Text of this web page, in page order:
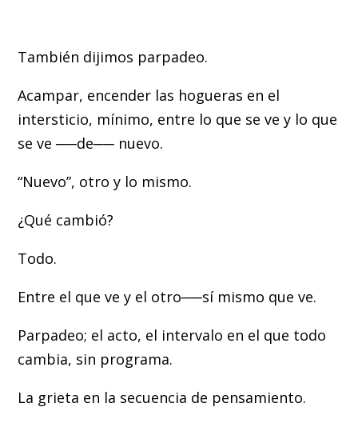
También dijimos parpadeo.
Acampar, encender las hogueras en el
intersticio, mínimo, entre lo que se ve y lo que
se ve ──de── nuevo.
“Nuevo”, otro y lo mismo.
¿Qué cambió?
Todo.
Entre el que ve y el otro──sí mismo que ve.
Parpadeo; el acto, el intervalo en el que todo
cambia, sin programa.
La grieta en la secuencia de pensamiento.